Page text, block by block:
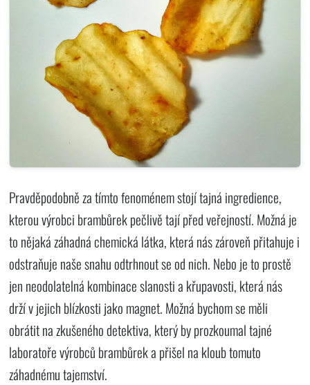
Pravděpodobně za tímto fenoménem stojí tajná ingredience,
kterou výrobci brambůrek pečlivě tají před veřejností. Možná je
to nějaká záhadná chemická látka, která nás zároveň přitahuje i
odstraňuje naše snahu odtrhnout se od nich. Nebo je to prostě
jen neodolatelná kombinace slanosti a křupavosti, která nás
drží v jejich blízkosti jako magnet. Možná bychom se měli
obrátit na zkušeného detektiva, který by prozkoumal tajné
laboratoře výrobců brambůrek a přišel na kloub tomuto
záhadnému tajemství.